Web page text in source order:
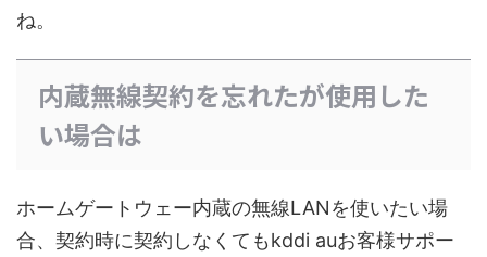
ね。
内蔵無線契約を忘れたが使用した
い場合は
ホームゲートウェー内蔵の無線LANを使いたい場
合、契約時に契約しなくてもkddi auお客様サポー